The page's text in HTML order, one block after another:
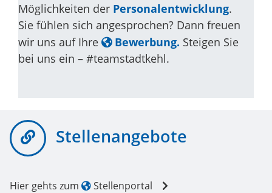
Möglichkeiten der Personalentwicklung.
Sie fühlen sich angesprochen? Dann freuen
wir uns auf Ihre
Bewerbung. Steigen Sie
bei uns ein – #teamstadtkehl.
Stellenangebote
Hier gehts zum Stellenportal